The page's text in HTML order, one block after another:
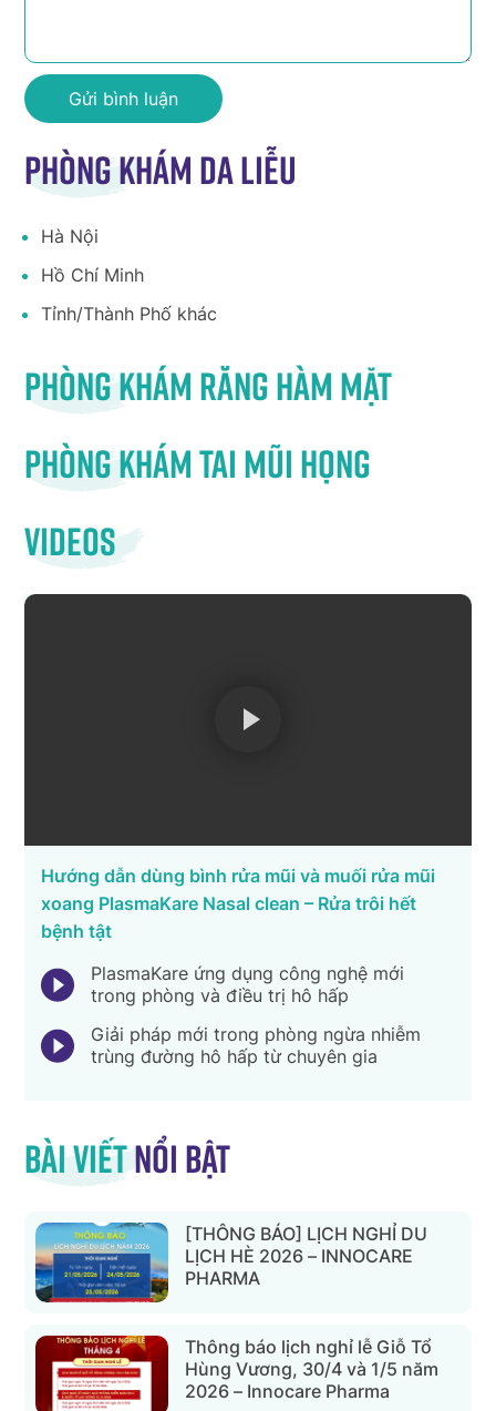
Phòng khám da liễu
Hà Nội
Hồ Chí Minh
Tỉnh/Thành Phố khác
Phòng khám răng hàm mặt
Phòng khám tai mũi họng
Videos
Hướng dẫn dùng bình rửa mũi và muối rửa mũi
xoang PlasmaKare Nasal clean – Rửa trôi hết
bệnh tật
PlasmaKare ứng dụng công nghệ mới
trong phòng và điều trị hô hấp
Giải pháp mới trong phòng ngừa nhiễm
trùng đường hô hấp từ chuyên gia
Bài viếtnổi bật
[THÔNG BÁO] LỊCH NGHỈ DU
LỊCH HÈ 2026 – INNOCARE
PHARMA
Thông báo lịch nghỉ lễ Giỗ Tổ
Hùng Vương, 30/4 và 1/5 năm
2026 – Innocare Pharma